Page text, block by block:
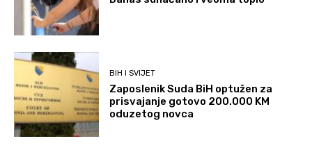
BIH I SVIJET
Zaposlenik Suda BiH optužen za
prisvajanje gotovo 200.000 KM
oduzetog novca